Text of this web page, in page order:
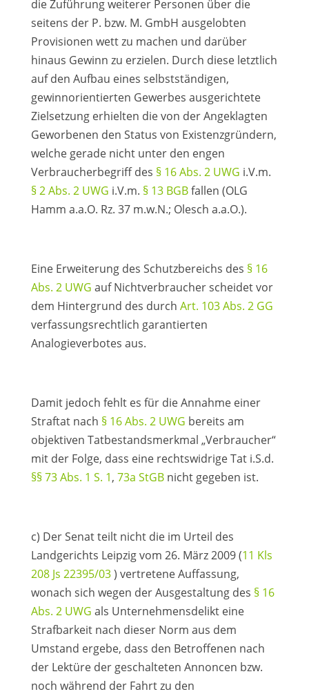
die Zuführung weiterer Personen über die
seitens der P. bzw. M. GmbH ausgelobten
Provisionen wett zu machen und darüber
hinaus Gewinn zu erzielen. Durch diese letztlich
auf den Aufbau eines selbstständigen,
gewinnorientierten Gewerbes ausgerichtete
Zielsetzung erhielten die von der Angeklagten
Geworbenen den Status von Existenzgründern,
welche gerade nicht unter den engen
Verbraucherbegriff des § 16 Abs. 2 UWG i.V.m.
§ 2 Abs. 2 UWG i.V.m. § 13 BGBfallen (OLG
Hamm a.a.O. Rz. 37 m.w.N.; Olesch a.a.O.).
Eine Erweiterung des Schutzbereichs des § 16
Abs. 2 UWG auf Nichtverbraucher scheidet vor
dem Hintergrund des durch Art. 103 Abs. 2 GG
verfassungsrechtlich garantierten
Analogieverbotes aus.
Damit jedoch fehlt es für die Annahme einer
Straftat nach § 16 Abs. 2 UWG bereits am
objektiven Tatbestandsmerkmal „Verbraucher“
mit der Folge, dass eine rechtswidrige Tat i.S.d.
§§ 73 Abs. 1 S. 1, 73a StGBnicht gegeben ist.
c) Der Senat teilt nicht die im Urteil des
Landgerichts Leipzig vom 26. März 2009 (11 Kls
208 Js 22395/03) vertretene Auffassung,
wonach sich wegen der Ausgestaltung des § 16
Abs. 2 UWG als Unternehmensdelikt eine
Strafbarkeit nach dieser Norm aus dem
Umstand ergebe, dass den Betroffenen nach
der Lektüre der geschalteten Annoncen bzw.
noch während der Fahrt zu den